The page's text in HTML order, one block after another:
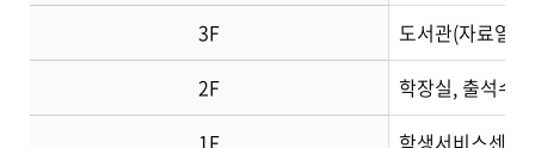
3F
도서관(자료열
2F
학장실, 출석수
1F
학생서비스센터